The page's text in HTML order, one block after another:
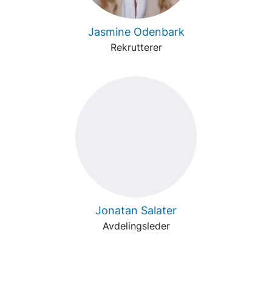
Jasmine Odenbark
Rekrutterer
Jonatan Salater
Avdelingsleder